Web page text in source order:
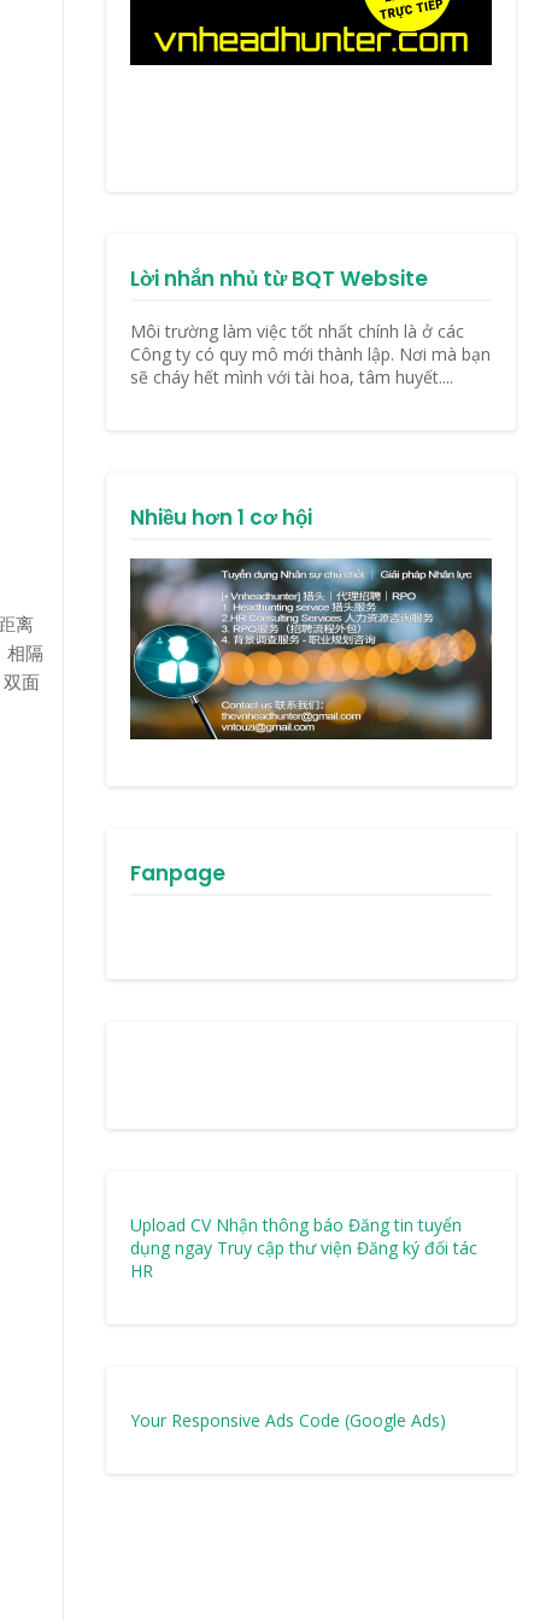
离
相隔
面
Lời nhắn nhủ từ BQT Website
Môi trường làm việc tốt nhất chính là ở các
Công ty có quy mô mới thành lập. Nơi mà bạn
sẽ cháy hết mình với tài hoa, tâm huyết....
Nhiều hơn 1 cơ hội
Fanpage
Upload CV Nhận thông báo Đăng tin tuyển
dụng ngay Truy cập thư viện Đăng ký đối tác
HR
Your Responsive Ads Code (Google Ads)